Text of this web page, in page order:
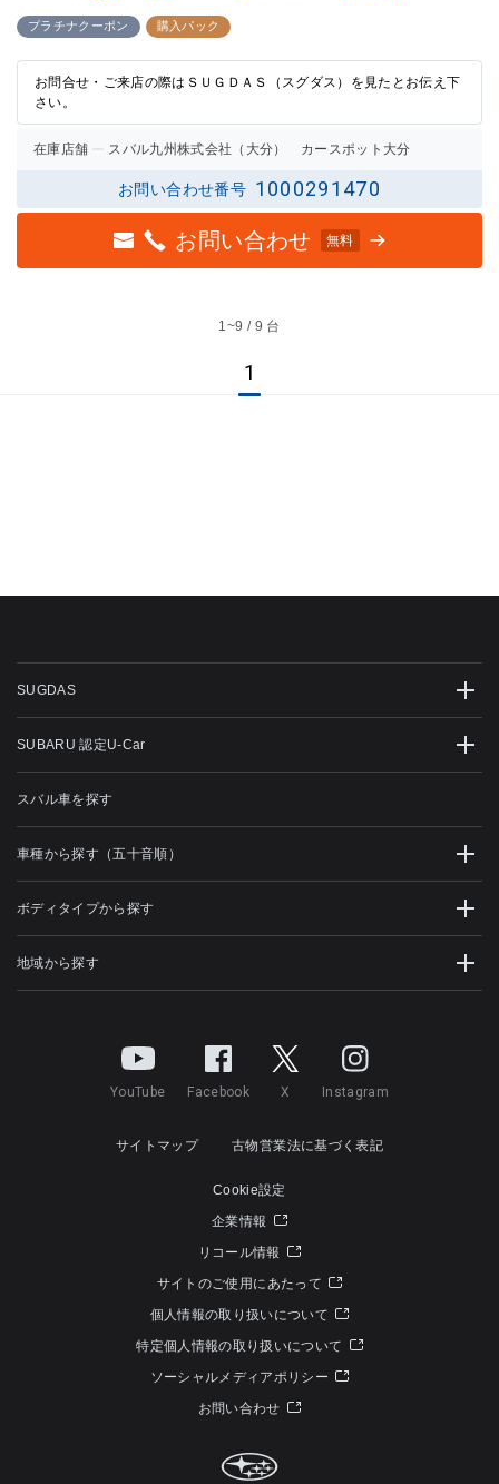
1点の
プラチナクーポン 購入パック
お問合せ・ご来店の際はＳＵＧＤＡＳ（スグダス）を見たとお伝え下
さい。
在庫店舗 スバル九州株式会社（大分） カースポット大分
お問い合わせ番号 1000291470
お問い合わせ 無料
1~9 / 9 台
1
SUGDAS
SUBARU 認定U-Car
スバル車を探す
車種から探す（五十音順）
ボディタイプから探す
地域から探す
YouTube Facebook X Instagram
サイトマップ 古物営業法に基づく表記
Cookie設定
企業情報
リコール情報
サイトのご使用にあたって
個人情報の取り扱いについて
特定個人情報の取り扱いについて
ソーシャルメディアポリシー
お問い合わせ